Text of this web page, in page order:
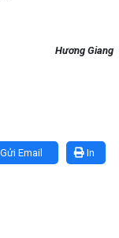
Hương Giang
In
Gửi Email